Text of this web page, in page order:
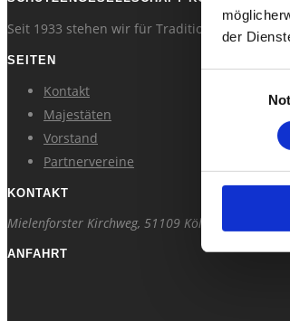
der
Seit 1933 stehen wir für Tradition,
SEITEN
Kontakt
Majestäten
Vorstand
Partnervereine
KONTAKT
Mielenforster Kirchweg, 51109 Köln
ANFAHRT